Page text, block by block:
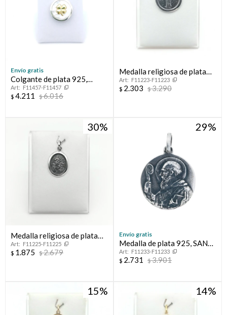
Envío gratis
Colgante de plata 925,
double en oro 18 ktes y
nácar, TREBOL.
F11457-F11457
$ 4.211 $6.016
Medalla religiosa de plata
925, VIRGEN DE LA DULCE
ESPERA
F11223-F11223
$ 2.303 $3.290
30
Medalla religiosa de plata
925, VIRGEN DEL VERDUN.
F11225-F11225
$ 1.875 $2.679
29
Envío gratis
Medalla de plata 925, SAN
BENITO.
F11233-F11233
$ 2.731 $3.901
15 14